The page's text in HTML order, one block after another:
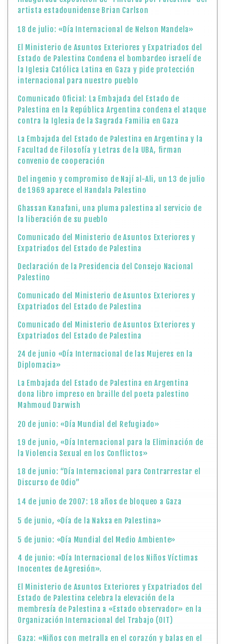
artista estadounidense Brian Carlson
18 de julio: «Día Internacional de Nelson Mandela»
El Ministerio de Asuntos Exteriores y Expatriados del
Estado de Palestina Condena el bombardeo israelí de
la Iglesia Católica Latina en Gaza y pide protección
internacional para nuestro pueblo
Comunicado Oficial: La Embajada del Estado de
Palestina en la República Argentina condena el ataque
contra la Iglesia de la Sagrada Familia en Gaza
La Embajada del Estado de Palestina en Argentina y la
Facultad de Filosofía y Letras de la UBA, firman
convenio de cooperación
Del ingenio y compromiso de Nají al-Ali, un 13 de julio
de 1969 aparece el Handala Palestino
Ghassan Kanafani, una pluma palestina al servicio de
la liberación de su pueblo
Comunicado del Ministerio de Asuntos Exteriores y
Expatriados del Estado de Palestina
Declaración de la Presidencia del Consejo Nacional
Palestino
Comunicado del Ministerio de Asuntos Exteriores y
Expatriados del Estado de Palestina
Comunicado del Ministerio de Asuntos Exteriores y
Expatriados del Estado de Palestina
24 de junio «Día Internacional de las Mujeres en la
Diplomacia»
La Embajada del Estado de Palestina en Argentina
dona libro impreso en braille del poeta palestino
Mahmoud Darwish
20 de junio: «Día Mundial del Refugiado»
19 de junio, «Día Internacional para la Eliminación de
la Violencia Sexual en los Conflictos»
18 de junio: “Día Internacional para Contrarrestar el
Discurso de Odio”
14 de junio de 2007: 18 años de bloqueo a Gaza
5 de junio, «Día de la Naksa en Palestina»
5 de junio: «Día Mundial del Medio Ambiente»
4 de junio: «Día Internacional de los Niños Víctimas
Inocentes de Agresión».
El Ministerio de Asuntos Exteriores y Expatriados del
Estado de Palestina celebra la elevación de la
membresía de Palestina a «Estado observador» en la
Organización Internacional del Trabajo (OIT)
Gaza: «Niños con metralla en el corazón y balas en el